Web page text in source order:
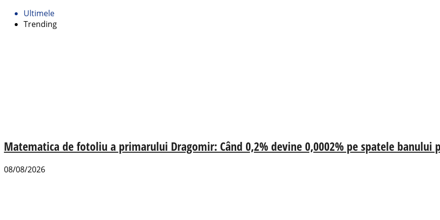
Ultimele
Trending
Matematica de fotoliu a primarului Dragomir: Când 0,2% devine 0,0002% pe spatele banului
08/08/2026